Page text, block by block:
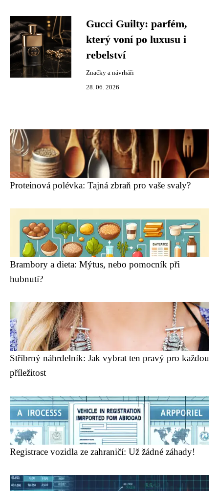
Gucci Guilty: parfém,
který voní po luxusu i
rebelství
Značky a návrháři
28. 06. 2026
Proteinová polévka: Tajná zbraň pro vaše svaly?
Brambory a dieta: Mýtus, nebo pomocník při
hubnutí?
Stříbrný náhrdelník: Jak vybrat ten pravý pro každou
příležitost
Registrace vozidla ze zahraničí: Už žádné záhady!